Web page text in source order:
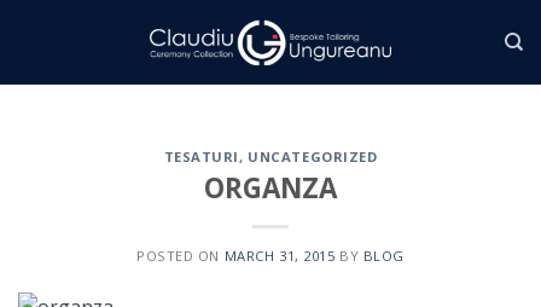
TESATURI, UNCATEGORIZED
ORGANZA
POSTED ON MARCH 31, 2015 BY BLOG